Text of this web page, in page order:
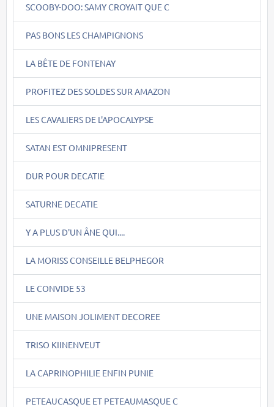
SCOOBY-DOO: SAMY CROYAIT QUE C
PAS BONS LES CHAMPIGNONS
LA BÊTE DE FONTENAY
PROFITEZ DES SOLDES SUR AMAZON
LES CAVALIERS DE L'APOCALYPSE
SATAN EST OMNIPRESENT
DUR POUR DECATIE
SATURNE DECATIE
Y A PLUS D'UN ÂNE QUI....
LA MORISS CONSEILLE BELPHEGOR
LE CONVIDE 53
UNE MAISON JOLIMENT DECOREE
TRISO KIINENVEUT
LA CAPRINOPHILIE ENFIN PUNIE
PETEAUCASQUE ET PETEAUMASQUE C